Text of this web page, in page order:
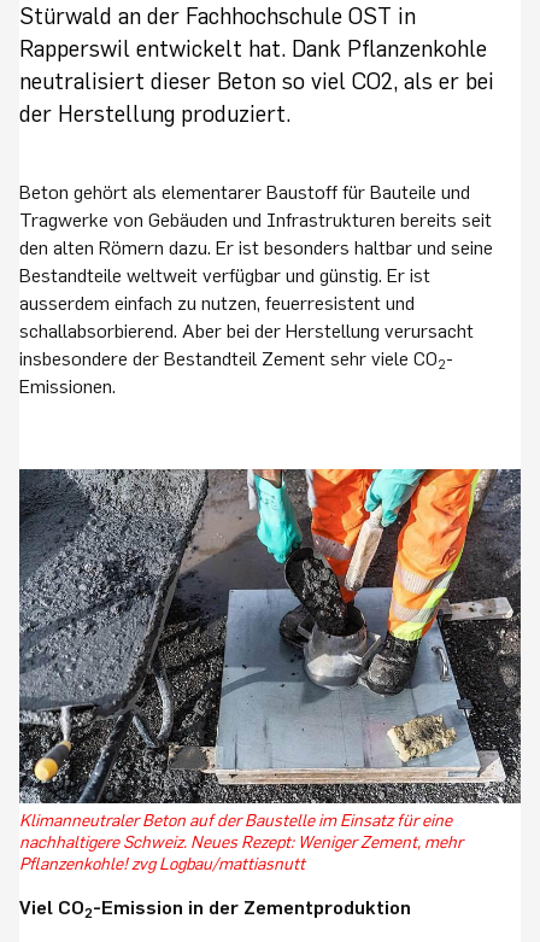
Stürwald an der Fachhochschule OST in
Rapperswil entwickelt hat. Dank Pflanzenkohle
neutralisiert dieser Beton so viel CO2, als er bei
der Herstellung produziert.
Beton gehört als elementarer Baustoff für Bauteile und
Tragwerke von Gebäuden und Infrastrukturen bereits seit
den alten Römern dazu. Er ist besonders haltbar und seine
Bestandteile weltweit verfügbar und günstig. Er ist
ausserdem einfach zu nutzen, feuerresistent und
schallabsorbierend. Aber bei der Herstellung verursacht
insbesondere der Bestandteil Zement sehr viele CO2-
Emissionen.
Klimanneutraler Beton auf der Baustelle im Einsatz für eine
nachhaltigere Schweiz. Neues Rezept: Weniger Zement, mehr
Pflanzenkohle! zvg Logbau/mattiasnutt
Viel CO2-Emission in der Zementproduktion